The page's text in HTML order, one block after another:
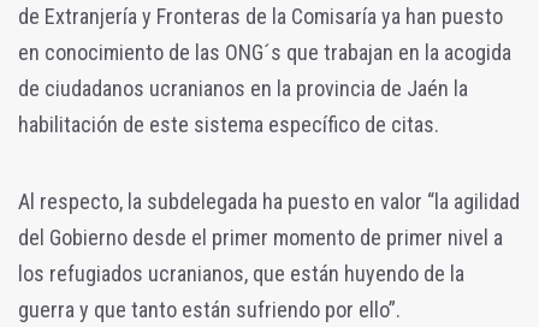
de Extranjería y Fronteras de la Comisaría ya han puesto
en conocimiento de las ONG´s que trabajan en la acogida
de ciudadanos ucranianos en la provincia de Jaén la
habilitación de este sistema específico de citas.
Al respecto, la subdelegada ha puesto en valor “la agilidad
del Gobierno desde el primer momento de primer nivel a
los refugiados ucranianos, que están huyendo de la
guerra y que tanto están sufriendo por ello”.